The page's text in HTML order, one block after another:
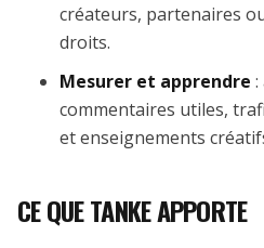
créateurs, partenaires
droits.
Mesurer et apprendre
commentaires utiles,
et enseignements
CE QUE TANKE APPORTE